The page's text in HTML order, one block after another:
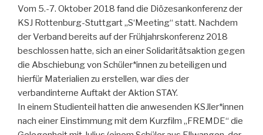
Vom 5.-7. Oktober 2018 fand die Diözesankonferenz der
KSJ Rottenburg-Stuttgart „S‘Meeting“ statt. Nachdem
der Verband bereits auf der Frühjahrskonferenz 2018
beschlossen hatte, sich an einer Solidaritätsaktion gegen
die Abschiebung von Schüler*innen zu beteiligen und
hierfür Materialien zu erstellen, war dies der
verbandinterne Auftakt der Aktion STAY.
In einem Studienteil hatten die anwesenden KSJler*innen
nach einer Einstimmung mit dem Kurzfilm „FREMDE“ die